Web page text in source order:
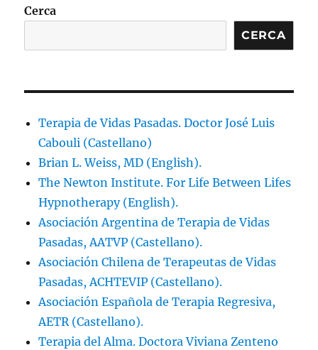
Cerca
CERCA
Terapia de Vidas Pasadas. Doctor José Luis
Cabouli (Castellano)
Brian L. Weiss, MD (English).
The Newton Institute. For Life Between Lifes
Hypnotherapy (English).
Asociación Argentina de Terapia de Vidas
Pasadas, AATVP (Castellano).
Asociación Chilena de Terapeutas de Vidas
Pasadas, ACHTEVIP (Castellano).
Asociación Española de Terapia Regresiva,
AETR (Castellano).
Terapia del Alma. Doctora Viviana Zenteno